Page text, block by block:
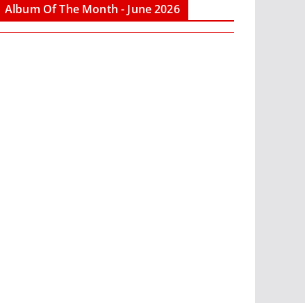
Album Of The Month - June 2026